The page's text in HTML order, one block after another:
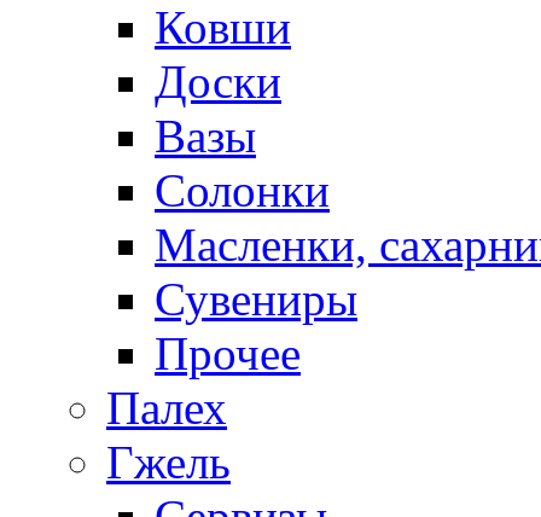
Ковши
Доски
Вазы
Солонки
Масленки,
Сувениры
Прочее
Палех
Гжель